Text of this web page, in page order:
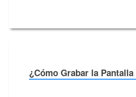
¿Cómo Grabar la